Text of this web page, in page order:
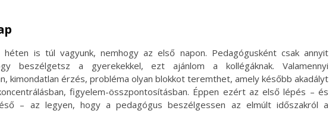
is túl vagyunk, nemhogy az első napon. Pedagógusként csak annyit
beszélgetsz a gyerekekkel, ezt ajánlom a kollégáknak. Valamennyi
kimondatlan érzés, probléma olyan blokkot teremthet, amely később akadályt
figyelem-összpontosításban. Éppen ezért az első lépés – és
– az legyen, hogy a pedagógus beszélgessen az elmúlt időszakról a